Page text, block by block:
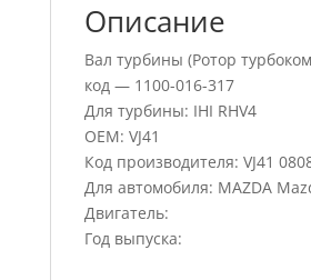
Описание
Вал турбины (Ротор
код — 1100-016-317
Для турбины: IHI RHV4
OEM: VJ41
Код производителя: VJ41
Для автомобиля: MAZDA
Двигатель:
Год выпуска: